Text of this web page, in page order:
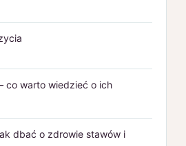
co warto wiedzieć o ich
dbać o zdrowie stawów i